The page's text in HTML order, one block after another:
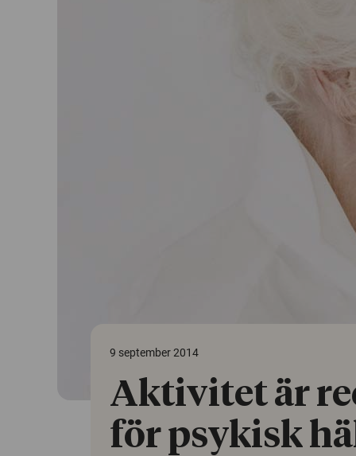
9 september 2014
Aktivitet är
för psykisk